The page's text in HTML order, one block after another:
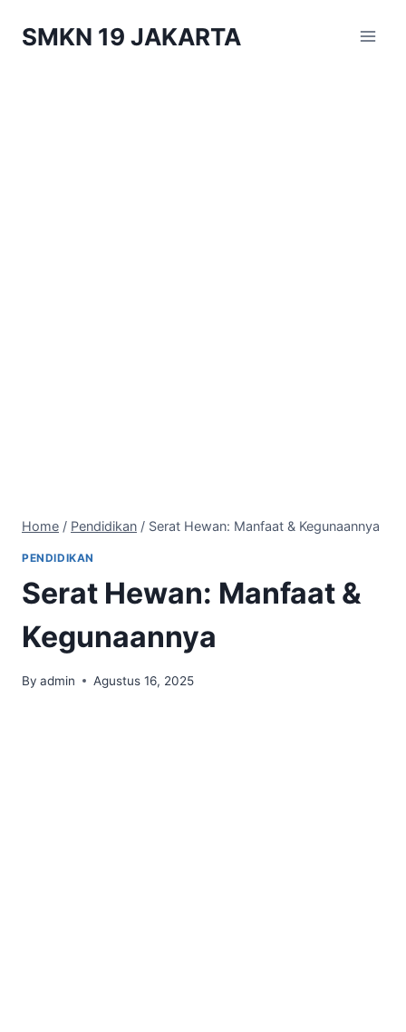
SMKN 19 JAKARTA
Home / Pendidikan / Serat Hewan: Manfaat & Kegunaannya
PENDIDIKAN
Serat Hewan: Manfaat &
Kegunaannya
By admin Agustus 16, 2025